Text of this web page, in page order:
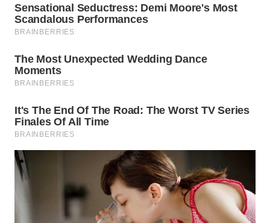
Wahana
Media
Group
WAHANA
NEWS
TANI
ADVOKAT
WAHANA
INFRASTRUKTUR